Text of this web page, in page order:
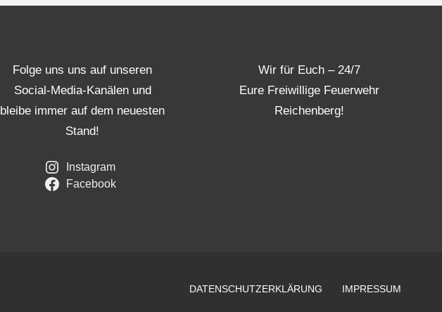
Folge uns uns auf unseren
Social-Media-Kanälen und
bleibe immer auf dem neuesten
Stand!
Instagram
Facebook
Wir für Euch – 24/7
Eure Freiwillige Feuerwehr
Reichenberg!
DATENSCHUTZERKLÄRUNG IMPRESSUM